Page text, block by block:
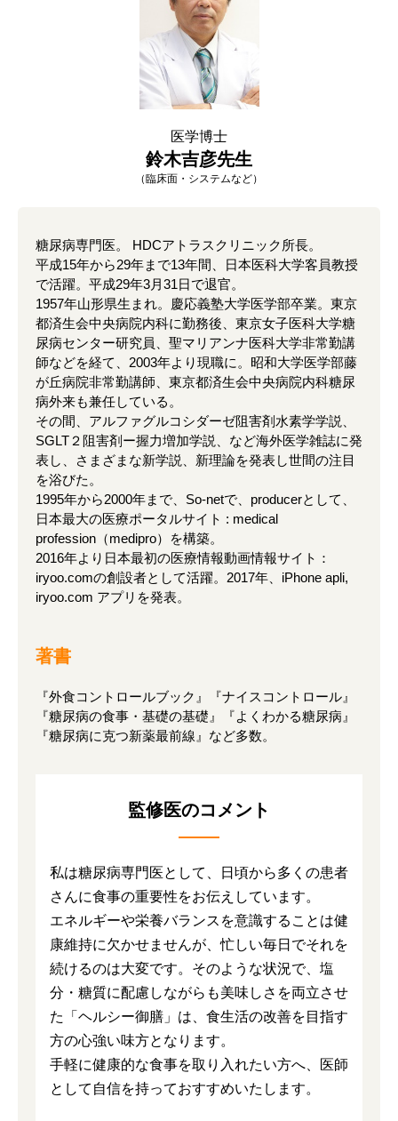
糖尿病専門医。 HDCアトラスクリニック所長。
平成15年から29年まで13年間、日本医科大学客員教授
で活躍。平成29年3月31日で退官。
1957年山形県生まれ。慶応義塾大学医学部卒業。東京
都済生会中央病院内科に勤務後、東京女子医科大学糖
尿病センター研究員、聖マリアンナ医科大学非常勤講
師などを経て、2003年より現職に。昭和大学医学部藤
が丘病院非常勤講師、東京都済生会中央病院内科糖尿
病外来も兼任している。
その間、アルファグルコシダーゼ阻害剤水素学学説、
SGLT２阻害剤ー握力増加学説、など海外医学雑誌に発
表し、さまざまな新学説、新理論を発表し世間の注目
を浴びた。
1995年から2000年まで、So-netで、producerとして、
日本最大の医療ポータルサイト : medical
profession（medipro）を構築。
2016年より日本最初の医療情報動画情報サイト：
iryoo.comの創設者として活躍。2017年、iPhone apli,
iryoo.com アプリを発表。
著書
『外食コントロールブック』『ナイスコントロール』
『糖尿病の食事・基礎の基礎』『よくわかる糖尿病』
『糖尿病に克つ新薬最前線』など多数。
医学博士
鈴木吉彦先生
（臨床面・システムなど）
監修医のコメント
私は糖尿病専門医として、日頃から多くの患者
さんに食事の重要性をお伝えしています。
エネルギーや栄養バランスを意識することは健
康維持に欠かせませんが、忙しい毎日でそれを
続けるのは大変です。そのような状況で、塩
分・糖質に配慮しながらも美味しさを両立させ
た「ヘルシー御膳」は、食生活の改善を目指す
方の心強い味方となります。
手軽に健康的な食事を取り入れたい方へ、医師
として自信を持っておすすめいたします。